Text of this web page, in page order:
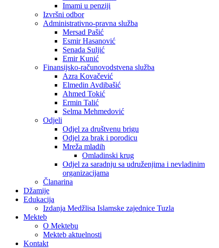
Imami u penziji
Izvršni odbor
Administrativno-pravna služba
Mersad Pašić
Esmir Hasanović
Senada Suljić
Emir Kunić
Finansijsko-računovodstvena služba
Azra Kovačević
Elmedin Avdibašić
Ahmed Tokić
Ermin Talić
Selma Mehmedović
Odjeli
Odjel za društvenu brigu
Odjel za brak i porodicu
Mreža mladih
Omladinski krug
Odjel za saradnju sa udruženjima i nevladinim
organizacijama
Članarina
Džamije
Edukacija
Izdanja Medžlisa Islamske zajednice Tuzla
Mekteb
O Mektebu
Mekteb aktuelnosti
Kontakt